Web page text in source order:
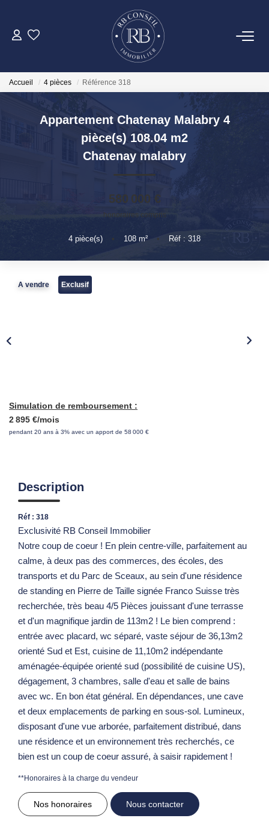
ACHETER
VENDRE
NOTRE AGENCE
CONTACT
Accueil 4 pièces Référence 318
Appartement Chatenay Malabry 4
pièce(s) 108.04 m2
Chatenay malabry
580 000 €
honoraires compris
4 pièce(s) • 108 m² • Réf : 318
A vendre Exclusif
Simulation de remboursement :
2 895 €/mois
pendant 20 ans à 3% avec un apport de 58 000 €
Description
Réf : 318
Exclusivité RB Conseil Immobilier
Notre coup de coeur ! En plein centre-ville, parfaitement au
calme, à deux pas des commerces, des écoles, des
transports et du Parc de Sceaux, au sein d'une résidence
de standing en Pierre de Taille signée Franco Suisse très
recherchée, très beau 4/5 Pièces jouissant d'une terrasse
et d'un magnifique jardin de 113m2 ! Le bien comprend :
entrée avec placard, wc séparé, vaste séjour de 36,13m2
orienté Sud et Est, cuisine de 11,10m2 indépendante
aménagée-équipée orienté sud (possibilité de cuisine US),
dégagement, 3 chambres, salle d'eau et salle de bains
avec wc. En bon état général. En dépendances, une cave
et deux emplacements de parking en sous-sol. Lumineux,
disposant d'une vue arborée, parfaitement distribué, dans
une résidence et un environnement très recherchés, ce
bien est un coup de coeur assuré, à saisir rapidement !
**Honoraires à la charge du vendeur
Nos honoraires Nous contacter